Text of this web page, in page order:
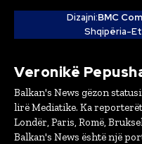
Dizajni:BMC
Shqipëria-
Veronikë
Balkan's News gëzon
lirë Mediatike. Ka
Londër, Paris, Romë,
Balkan's News është një